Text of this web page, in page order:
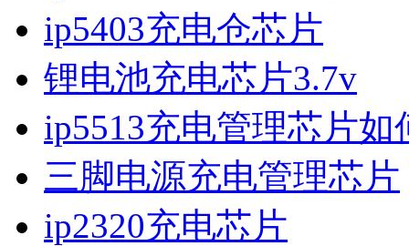
ip5403充电仓芯片
锂电池充电芯片3.7v
ip5513充电管理芯片如
三脚电源充电管理芯片
ip2320充电芯片